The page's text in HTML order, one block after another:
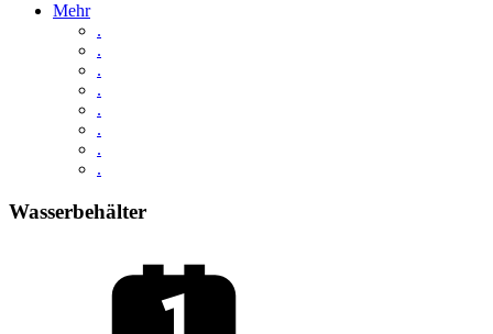
Mehr
.
.
.
.
.
.
.
.
Wasserbehälter